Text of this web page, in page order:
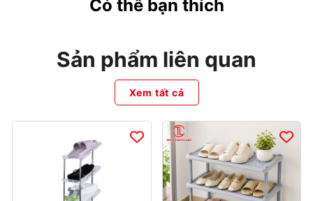
Có thể bạn thích
Sản phẩm liên quan
Xem tất cả